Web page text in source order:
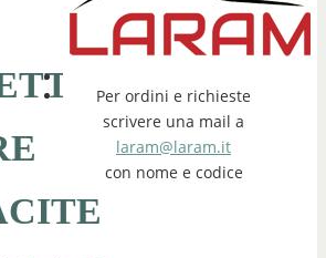
Per ordini e richieste
scrivere una mail a
laram@laram.it
con nome e codice